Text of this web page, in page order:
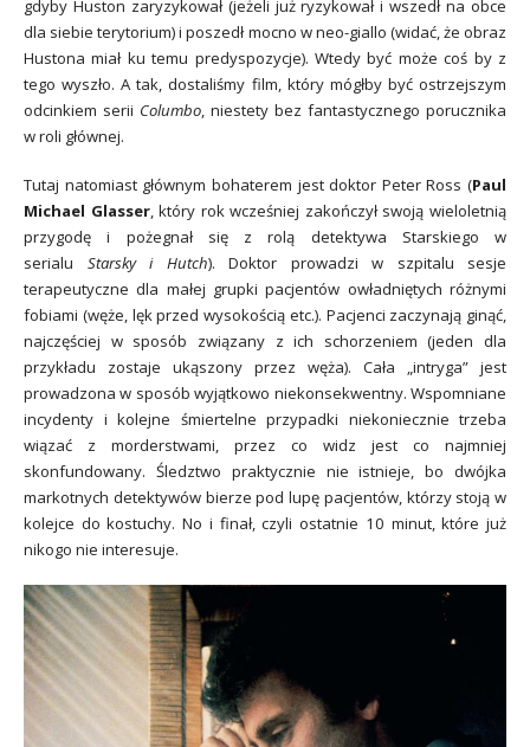
gdyby Huston zaryzykował (jeżeli już ryzykował i wszedł na obce
dla siebie terytorium) i poszedł mocno w neo-giallo (widać, że obraz
Hustona miał ku temu predyspozycje). Wtedy być może coś by z
tego wyszło. A tak, dostaliśmy film, który mógłby być ostrzejszym
odcinkiem serii Columbo, niestety bez fantastycznego porucznika
w roli głównej.
Tutaj natomiast głównym bohaterem jest doktor Peter Ross (Paul
Michael Glasser, który rok wcześniej zakończył swoją wieloletnią
przygodę i pożegnał się z rolą detektywa Starskiego w
serialu Starsky i Hutch). Doktor prowadzi w szpitalu sesje
terapeutyczne dla małej grupki pacjentów owładniętych różnymi
fobiami (węże, lęk przed wysokością etc.). Pacjenci zaczynają ginąć,
najczęściej w sposób związany z ich schorzeniem (jeden dla
przykładu zostaje ukąszony przez węża). Cała „intryga” jest
prowadzona w sposób wyjątkowo niekonsekwentny. Wspomniane
incydenty i kolejne śmiertelne przypadki niekoniecznie trzeba
wiązać z morderstwami, przez co widz jest co najmniej
skonfundowany. Śledztwo praktycznie nie istnieje, bo dwójka
markotnych detektywów bierze pod lupę pacjentów, którzy stoją w
kolejce do kostuchy. No i finał, czyli ostatnie 10 minut, które już
nikogo nie interesuje.